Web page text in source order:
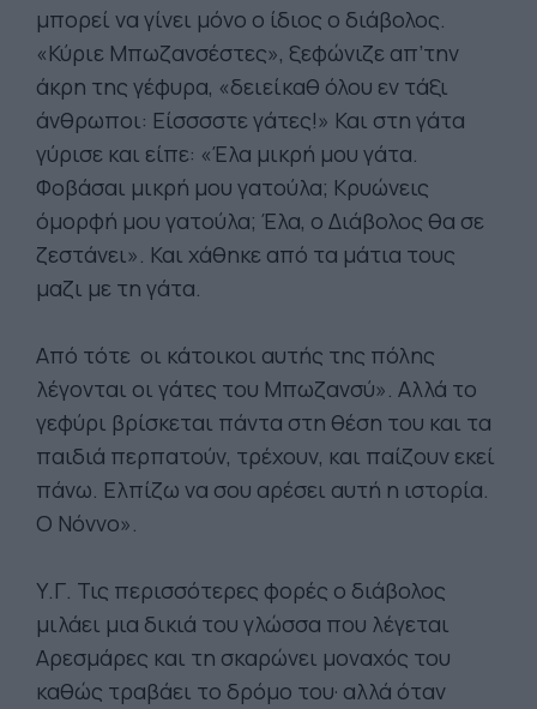
μπορεί να γίνει μόνο ο ίδιος ο διάβολος.
«Κύριε Μπωζανσέστες», ξεφώνιζε απ’την
άκρη της γέφυρα, «δειείκαθ όλου εν τάξι
άνθρωποι: Είσσσστε γάτες!» Και στη γάτα
γύρισε και είπε: «Έλα μικρή μου γάτα.
Φοβάσαι μικρή μου γατούλα; Κρυώνεις
όμορφή μου γατούλα; Έλα, ο Διάβολος θα σε
ζεστάνει». Και χάθηκε από τα μάτια τους
μαζι με τη γάτα.
Από τότε οι κάτοικοι αυτής της πόλης
λέγονται οι γάτες του Μπωζανσύ». Αλλά το
γεφύρι βρίσκεται πάντα στη θέση του και τα
παιδιά περπατούν, τρέχουν, και παίζουν εκεί
πάνω. Ελπίζω να σου αρέσει αυτή η ιστορία.
Ο Νόννο».
Υ.Γ. Τις περισσότερες φορές ο διάβολος
μιλάει μια δικιά του γλώσσα που λέγεται
Αρεσμάρες και τη σκαρώνει μοναχός του
καθώς τραβάει το δρόμο του· αλλά όταν